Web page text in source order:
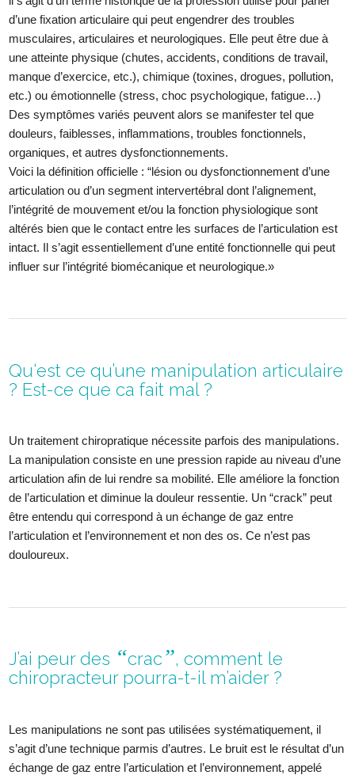
d’une fixation articulaire qui peut engendrer des troubles
musculaires, articulaires et neurologiques. Elle peut être due à
une atteinte physique (chutes, accidents, conditions de travail,
manque d’exercice, etc.), chimique (toxines, drogues, pollution,
etc.) ou émotionnelle (stress, choc psychologique, fatigue…)
Des symptômes variés peuvent alors se manifester tel que
douleurs, faiblesses, inflammations, troubles fonctionnels,
organiques, et autres dysfonctionnements.
Voici la définition officielle : “lésion ou dysfonctionnement d’une
articulation ou d’un segment intervertébral dont l’alignement,
l’intégrité de mouvement et/ou la fonction physiologique sont
altérés bien que le contact entre les surfaces de l’articulation est
intact. Il s’agit essentiellement d’une entité fonctionnelle qui peut
influer sur l’intégrité biomécanique et neurologique.»
Qu‘est ce qu’une manipulation articulaire
? Est-ce que ca fait mal ?
Un traitement chiropratique nécessite parfois des manipulations.
La manipulation consiste en une pression rapide au niveau d’une
articulation afin de lui rendre sa mobilité. Elle améliore la fonction
de l’articulation et diminue la douleur ressentie. Un “crack” peut
être entendu qui correspond à un échange de gaz entre
l’articulation et l’environnement et non des os. Ce n’est pas
douloureux.
J’ai peur des “crac”, comment le
chiropracteur pourra-t-il m’aider ?
Les manipulations ne sont pas utilisées systématiquement, il
s’agit d’une technique parmis d’autres. Le bruit est le résultat d’un
échange de gaz entre l’articulation et l’environnement, appelé